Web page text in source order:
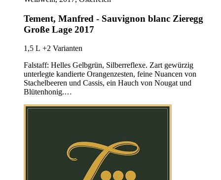
Tement, Manfred - Sauvignon blanc Zieregg
Große Lage 2017
1,5 L +2 Varianten
Falstaff: Helles Gelbgrün, Silberreflexe. Zart gewürzig
unterlegte kandierte Orangenzesten, feine Nuancen von
Stachelbeeren und Cassis, ein Hauch von Nougat und
Blütenhonig.…